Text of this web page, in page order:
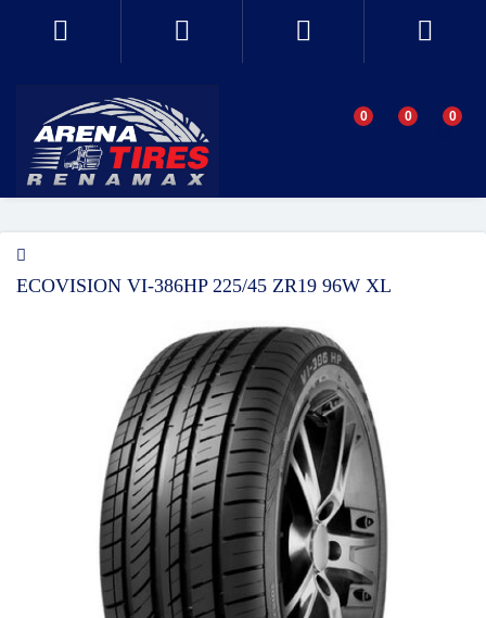
0 0 0
ECOVISION VI-386HP 225/45 ZR19 96W XL